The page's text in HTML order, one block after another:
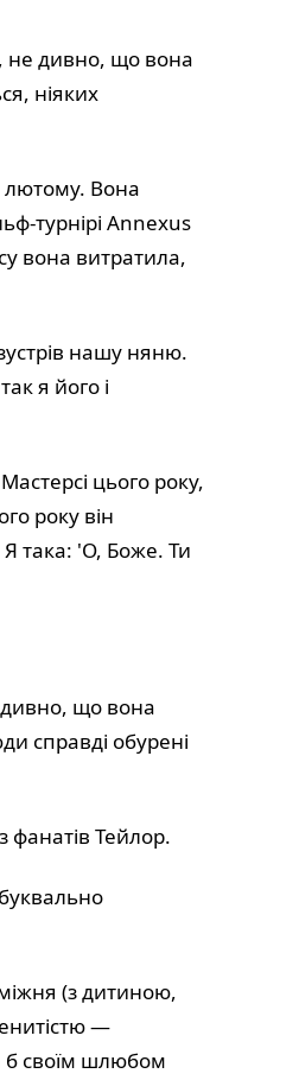
не дивно, що вона
ніяких
лютому. Вона
турнірі Annexus
вона витратила,
нашу няню.
я його і
цього року,
року він
Я така: 'О, Боже. Ти
що вона
справді обурені
Тейлор.
(з дитиною,
—
б своїм шлюбом